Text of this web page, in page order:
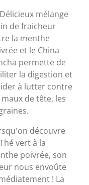
mélange
de fraicheur
la menthe
et le China
permette de
la digestion et
à lutter contre
maux de tête, les
découvre
vert à la
poivrée, son
nous envoûte
! La